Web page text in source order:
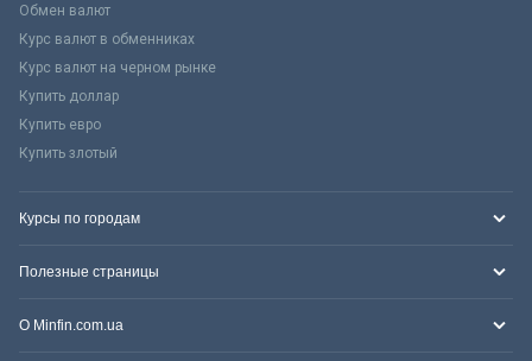
Обмен валют
Курс валют в обменниках
Курс валют на черном рынке
Купить доллар
Купить евро
Купить злотый
Курсы по городам
Полезные страницы
О Minfin.com.ua